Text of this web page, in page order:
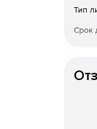
Тип
Срок